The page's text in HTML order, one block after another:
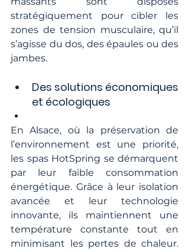
stratégiquement pour cibler les
zones de tension musculaire, qu’il
s’agisse du dos, des épaules ou des
jambes.
Des solutions économiques
et écologiques
En Alsace, où la préservation de
l’environnement est une priorité,
les spas HotSpring se démarquent
par leur faible consommation
énergétique. Grâce à leur isolation
avancée et leur technologie
innovante, ils maintiennent une
température constante tout en
minimisant les pertes de chaleur.